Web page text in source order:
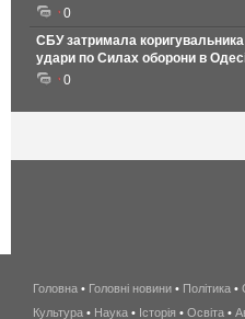
0
СБУ затримала
удари по Силах оборони в
0
Головна • Головні новини • Політика •
Культура • Наука • Історія • Освіта •